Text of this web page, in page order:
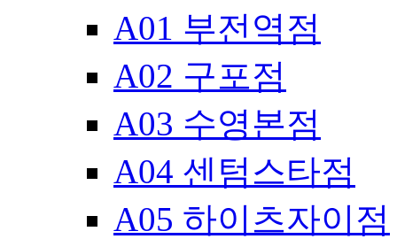
A01 부전역점
A02 구포점
A03 수영본점
A04 센텀스타점
A05 하이츠자이점